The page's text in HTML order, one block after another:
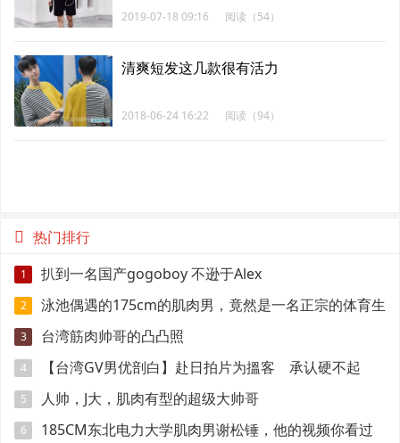
2019-07-18 09:16 阅读（54）
清爽短发这几款很有活力
2018-06-24 16:22 阅读（94）
热门排行
1 扒到一名国产gogoboy 不逊于Alex
2 泳池偶遇的175cm的肌肉男，竟然是一名正宗的体育生
3 台湾筋肉帅哥的凸凸照
4
【台湾GV男优剖白】赴日拍片为搵客 承认硬不起
来：但我还有性欲
5 人帅，J大，肌肉有型的超级大帅哥
6
185CM东北电力大学肌肉男谢松锤，他的视频你看过